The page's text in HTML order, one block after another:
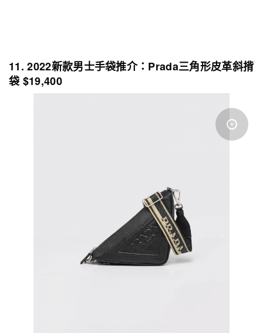
11. 2022新款男士手袋推介：Prada三角形皮革斜揹
袋 $19,400